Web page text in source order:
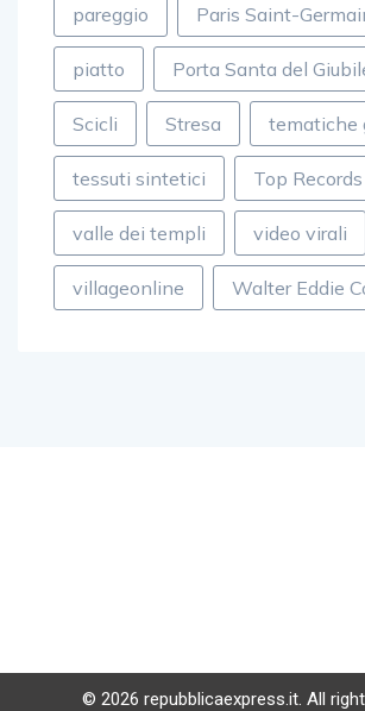
pareggio Paris Saint-
piatto Porta Santa del
Scicli Stresa tematiche
tessuti sintetici Top Records
valle dei templi video virali
villageonline Walter Eddie
© 2026 repubblicaexpress.it. All